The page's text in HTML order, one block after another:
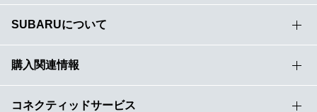
SUBARUについて
購入関連情報
コネクティッドサービス